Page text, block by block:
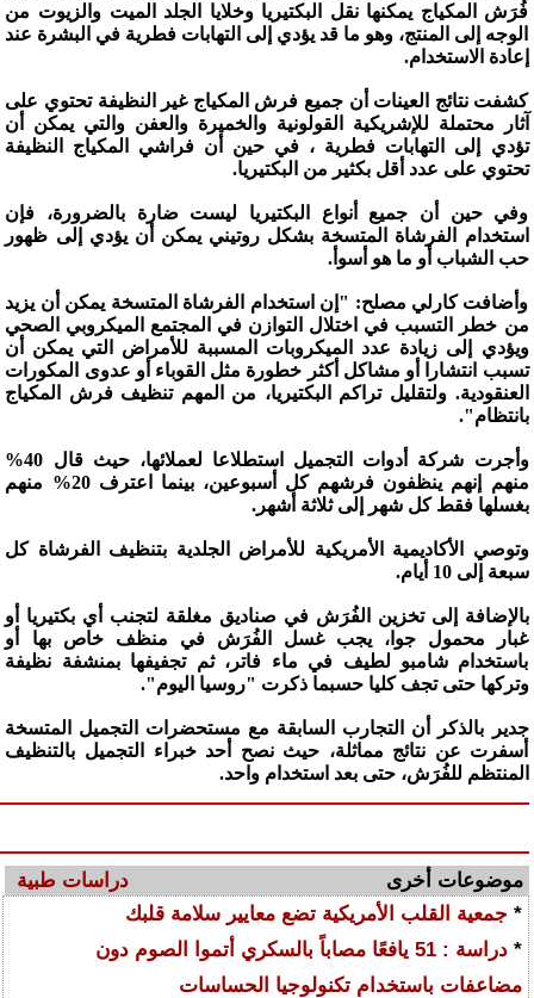
فُرَش المكياج يمكنها نقل البكتيريا وخلايا الجلد الميت والزيوت من
الوجه إلى المنتج، وهو ما قد يؤدي إلى التهابات فطرية في البشرة عند
إعادة الاستخدام.
كشفت نتائج العينات أن جميع فرش المكياج غير النظيفة تحتوي على
آثار محتملة للإشريكية القولونية والخميرة والعفن والتي يمكن أن
تؤدي إلى التهابات فطرية ، في حين أن فراشي المكياج النظيفة
تحتوي على عدد أقل بكثير من البكتيريا.
وفي حين أن جميع أنواع البكتيريا ليست ضارة بالضرورة، فإن
استخدام الفرشاة المتسخة بشكل روتيني يمكن أن يؤدي إلى ظهور
حب الشباب أو ما هو أسوأ.
وأضافت كارلي مصلح: "إن استخدام الفرشاة المتسخة يمكن أن يزيد
من خطر التسبب في اختلال التوازن في المجتمع الميكروبي الصحي
ويؤدي إلى زيادة عدد الميكروبات المسببة للأمراض التي يمكن أن
تسبب انتشارا أو مشاكل أكثر خطورة مثل القوباء أو عدوى المكورات
العنقودية. ولتقليل تراكم البكتيريا، من المهم تنظيف فرش المكياج
بانتظام".
وأجرت شركة أدوات التجميل استطلاعا لعملائها، حيث قال 40%
منهم إنهم ينظفون فرشهم كل أسبوعين، بينما اعترف 20% منهم
بغسلها فقط كل شهر إلى ثلاثة أشهر.
وتوصي الأكاديمية الأمريكية للأمراض الجلدية بتنظيف الفرشاة كل
سبعة إلى 10 أيام.
بالإضافة إلى تخزين الفُرَش في صناديق مغلقة لتجنب أي بكتيريا أو
غبار محمول جوا، يجب غسل الفُرَش في منظف خاص بها أو
باستخدام شامبو لطيف في ماء فاتر، ثم تجفيفها بمنشفة نظيفة
وتركها حتى تجف كليا حسبما ذكرت "روسيا اليوم".
جدير بالذكر أن التجارب السابقة مع مستحضرات التجميل المتسخة
أسفرت عن نتائج مماثلة، حيث نصح أحد خبراء التجميل بالتنظيف
المنتظم للفُرَش، حتى بعد استخدام واحد.
موضوعات أخرى
دراسات طبية
* جمعية القلب الأمريكية تضع معايير سلامة قلبك
*
دراسة : 51 يافعًا مصاباً بالسكري أتموا الصوم دون
مضاعفات باستخدام تكنولوجيا الحساسات